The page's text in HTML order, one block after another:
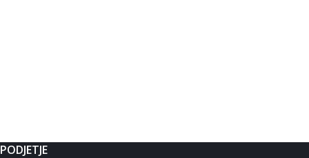
PODJETJE